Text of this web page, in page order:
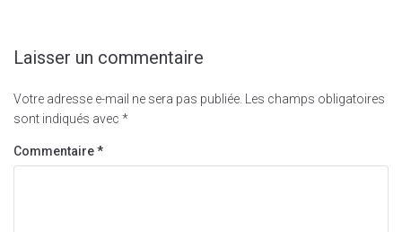
Laisser un commentaire
Votre adresse e-mail ne sera pas publiée.
Les champs obligatoires
sont indiqués avec *
Commentaire*